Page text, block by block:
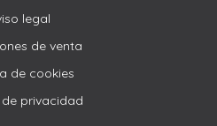
legal
de venta
de cookies
privacidad